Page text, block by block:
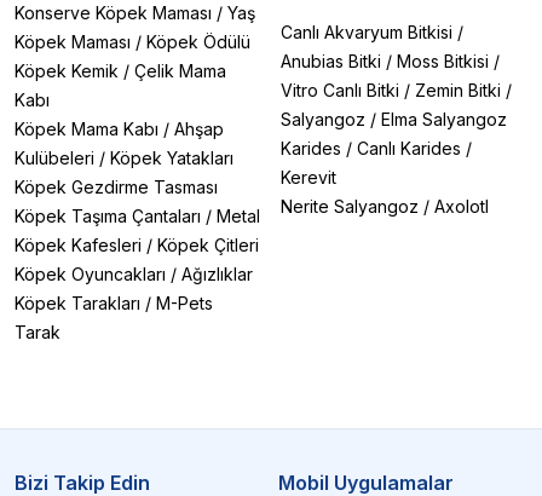
Konserve Köpek Maması / Yaş
Köpek Maması / Köpek Ödülü
Köpek Kemik / Çelik Mama
Kabı
Köpek Mama Kabı / Ahşap
Kulübeleri / Köpek Yatakları
Köpek Gezdirme Tasması
Köpek Taşıma Çantaları / Metal
Köpek Kafesleri / Köpek Çitleri
Köpek Oyuncakları / Ağızlıklar
Köpek Tarakları / M-Pets
Tarak
Canlı Akvaryum Bitkisi /
Anubias Bitki / Moss Bitkisi /
Vitro Canlı Bitki / Zemin Bitki /
Salyangoz / Elma Salyangoz
Karides / Canlı Karides /
Kerevit
Nerite Salyangoz / Axolotl
Bizi Takip Edin Mobil Uygulamalar